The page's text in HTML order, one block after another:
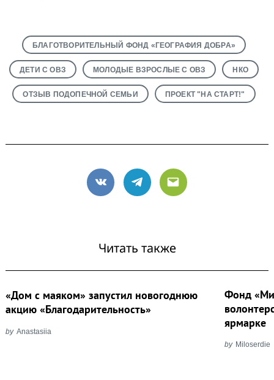
БЛАГОТВОРИТЕЛЬНЫЙ ФОНД «ГЕОГРАФИЯ ДОБРА»
ДЕТИ С ОВЗ МОЛОДЫЕ ВЗРОСЛЫЕ С ОВЗ НКО
ОТЗЫВ ПОДОПЕЧНОЙ СЕМЬИ ПРОЕКТ "НА СТАРТ!"
VK Telegram
Email
Читать также
«Дом с маяком» запустил новогоднюю
акцию «Благодарительность»
by Anastasiia
Фонд
ярмарке
by Miloserdie